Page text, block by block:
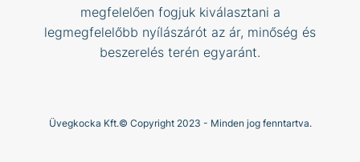
megfelelően fogjuk kiválasztani a
legmegfelelőbb nyílászárót az ár, minőség és
beszerelés terén egyaránt.
Üvegkocka Kft.© Copyright 2023 - Minden jog fenntartva.